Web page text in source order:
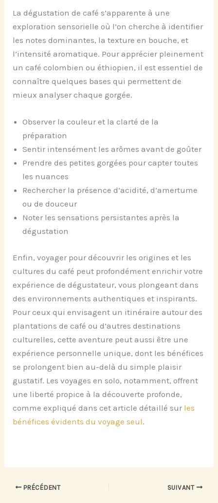
La dégustation de café s’apparente à une
exploration sensorielle où l’on cherche à identifier
les notes dominantes, la texture en bouche, et
l’intensité aromatique. Pour apprécier pleinement
un café colombien ou éthiopien, il est essentiel de
connaître quelques bases qui permettent de
mieux analyser chaque gorgée.
Observer la couleur et la clarté de la
préparation
Sentir intensément les arômes avant de goûter
Prendre des petites gorgées pour capter toutes
les nuances
Rechercher la présence d’acidité, d’amertume
ou de douceur
Noter les sensations persistantes après la
dégustation
Enfin, voyager pour découvrir les origines et les
cultures du café peut profondément enrichir votre
expérience de dégustateur, vous plongeant dans
des environnements authentiques et inspirants.
Pour ceux qui envisagent un itinéraire autour des
plantations de café ou d’autres destinations
culturelles, cette aventure peut aussi être une
expérience personnelle unique, dont les bénéfices
se prolongent bien au-delà du simple plaisir
gustatif. Les voyages en solo, notamment, offrent
une liberté propice à la découverte profonde,
comme expliqué dans cet article détaillé sur les
bénéfices évidents du voyage seul.
PRÉCÉDENT SUIVANT